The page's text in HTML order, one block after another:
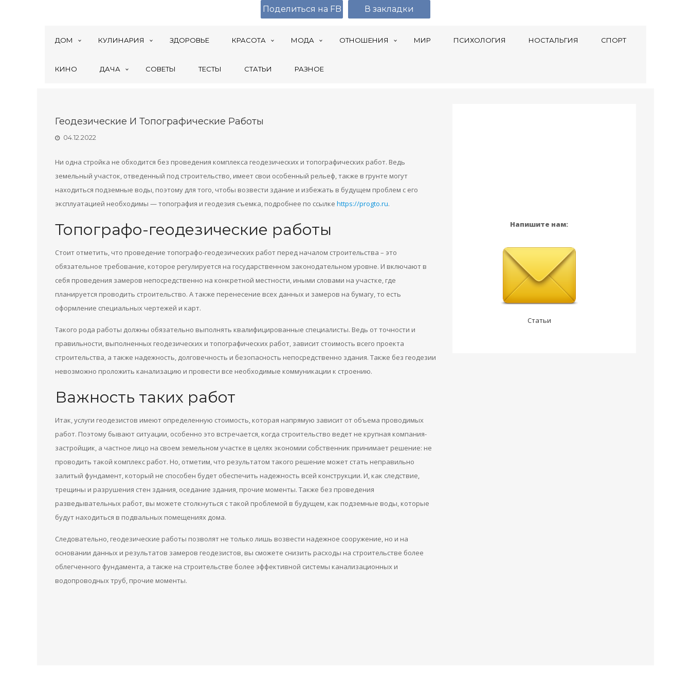
ДОМ КУЛИНАРИЯ ЗДОРОВЬЕ КРАСОТА МОДА ОТНОШЕНИЯ МИР ПСИХОЛОГИЯ НОСТАЛЬГИЯ СПОРТ
КИНО ДАЧА СОВЕТЫ ТЕСТЫ СТАТЬИ РАЗНОЕ
Геодезические И Топографические Работы
04.12.2022
Ни одна стройка не обходится без проведения комплекса геодезических и топографических работ. Ведь
земельный участок, отведенный под строительство, имеет свои особенный рельеф, также в грунте могут
находиться подземные воды, поэтому для того, чтобы возвести здание и избежать в будущем проблем с его
эксплуатацией необходимы — топография и геодезия съемка, подробнее по ссылке https://progto.ru.
Топографо-геодезические работы
Стоит отметить, что проведение топографо-геодезических работ перед началом строительства – это
обязательное требование, которое регулируется на государственном законодательном уровне. И включают в
себя проведения замеров непосредственно на конкретной местности, иными словами на участке, где
планируется проводить строительство. А также перенесение всех данных и замеров на бумагу, то есть
оформление специальных чертежей и карт.
Такого рода работы должны обязательно выполнять квалифицированные специалисты. Ведь от точности и
правильности, выполненных геодезических и топографических работ, зависит стоимость всего проекта
строительства, а также надежность, долговечность и безопасность непосредственно здания. Также без геодезии
невозможно проложить канализацию и провести все необходимые коммуникации к строению.
Важность таких работ
Итак, услуги геодезистов имеют определенную стоимость, которая напрямую зависит от объема проводимых
работ. Поэтому бывают ситуации, особенно это встречается, когда строительство ведет не крупная компания-
застройщик, а частное лицо на своем земельном участке в целях экономии собственник принимает решение: не
проводить такой комплекс работ. Но, отметим, что результатом такого решение может стать неправильно
залитый фундамент, который не способен будет обеспечить надежность всей конструкции. И, как следствие,
трещины и разрушения стен здания, оседание здания, прочие моменты. Также без проведения
разведывательных работ, вы можете столкнуться с такой проблемой в будущем, как подземные воды, которые
будут находиться в подвальных помещениях дома.
Следовательно, геодезические работы позволят не только лишь возвести надежное сооружение, но и на
основании данных и результатов замеров геодезистов, вы сможете снизить расходы на строительстве более
облегченного фундамента, а также на строительстве более эффективной системы канализационных и
водопроводных труб, прочие моменты.
Напишите нам:
Статьи
Поделиться на FB В закладки